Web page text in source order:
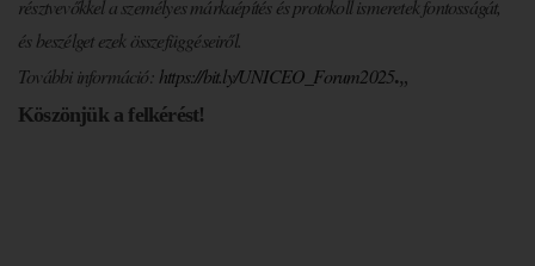
résztvevőkkel a személyes márkaépítés és protokoll ismeretek fontosságát,
és beszélget ezek összefüggéseiről.
További információ: https://bit.ly/UNICEO_Forum2025.„
Köszönjük a felkérést!